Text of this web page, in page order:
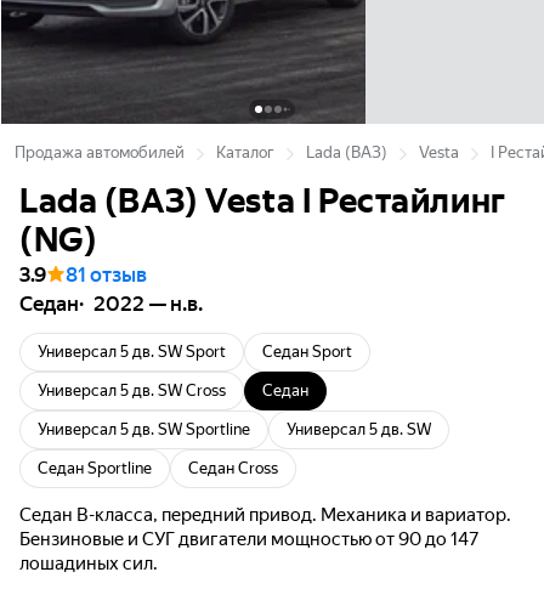
Продажа автомобилей Каталог Lada (ВАЗ) Vesta I
Lada (ВАЗ) Vesta I Рестайлинг
(NG)
3.9
81 отзыв
Седан
2022 — н.в.
Универсал 5 дв. SW Sport Седан Sport
Универсал 5 дв. SW Cross Седан
Универсал 5 дв. SW Sportline Универсал 5 дв. SW
Седан Sportline Седан Cross
Седан B-класса, передний привод. Механика и вариатор.
Бензиновые и СУГ двигатели мощностью от 90 до 147
лошадиных сил.